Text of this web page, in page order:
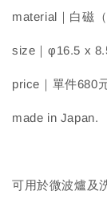
material｜白磁（
size｜φ16.5 x
price｜單件680
made in Japan.
可用於微波爐及